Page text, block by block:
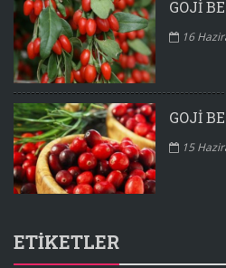
GOJI
16
GOJI
15
ETIKETLER